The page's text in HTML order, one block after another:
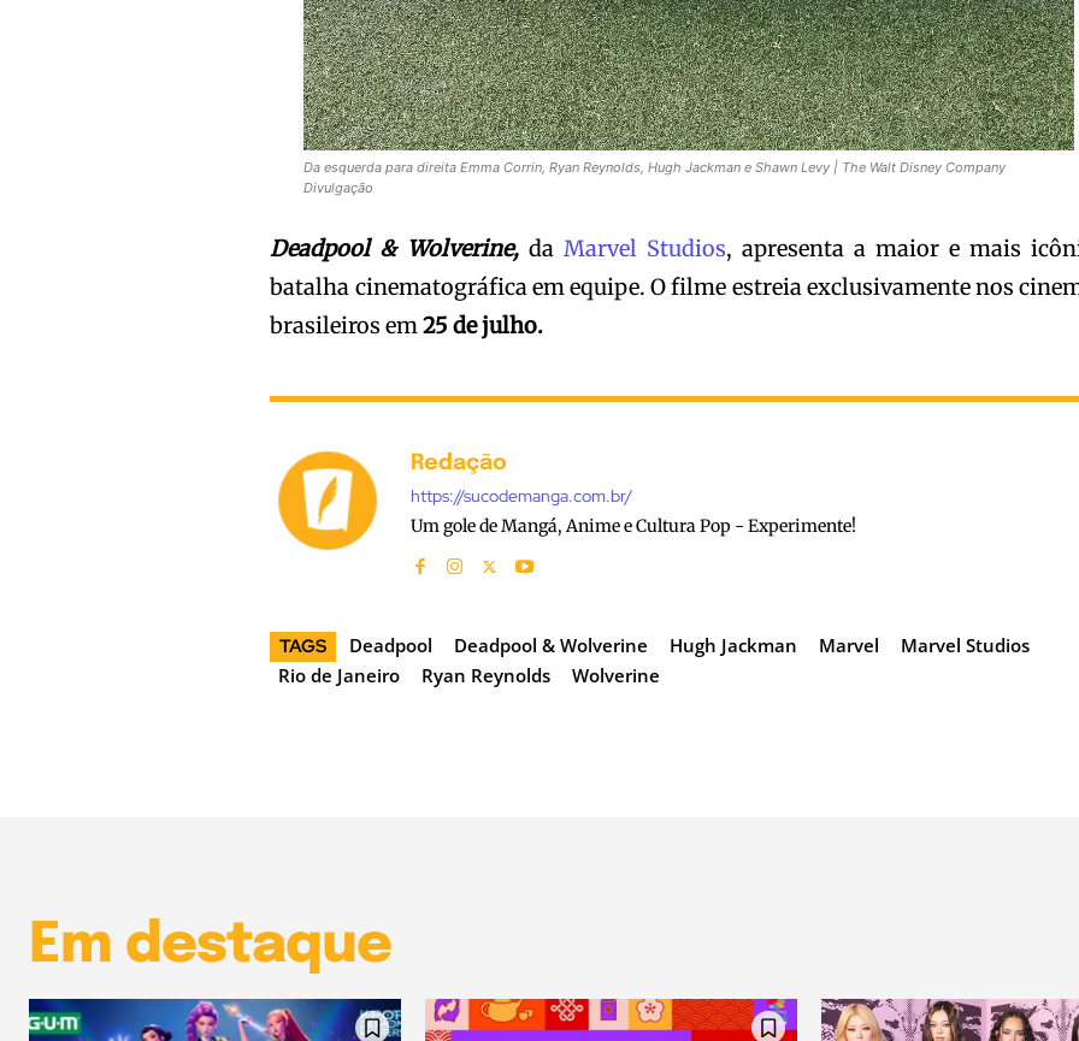
Da esquerda para direita Emma Corrin, Ryan Reynolds, Hugh Jackman e Shawn Levy | The Walt Disney Company
Divulgação
Deadpool & Wolverine, da Marvel Studios, apresenta a maior e mais
batalha cinematográfica em equipe. O filme estreia exclusivamente nos
brasileiros em25 de julho.
Redação
https://sucodemanga.com.br/
Um gole de Mangá, Anime e Cultura Pop - Experimente!
TAGS Deadpool Deadpool & Wolverine Hugh Jackman Marvel
Marvel Studios
Rio de Janeiro
Ryan Reynolds Wolverine
Em destaque